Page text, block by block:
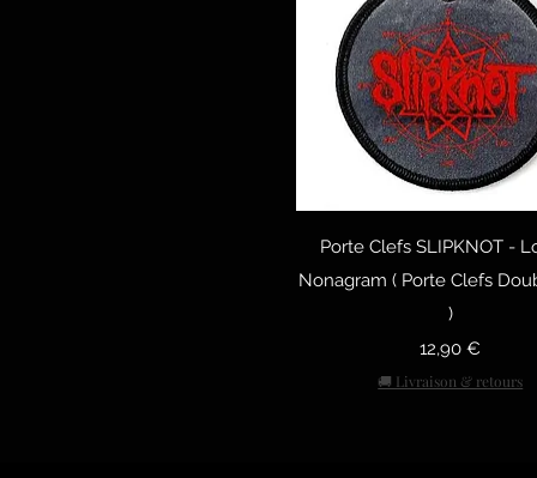
Быстрый
Porte Clefs SLIPKNOT -
Nonagram ( Porte Clefs
)
Цена
12,90 €
🚚 Livraison & retours